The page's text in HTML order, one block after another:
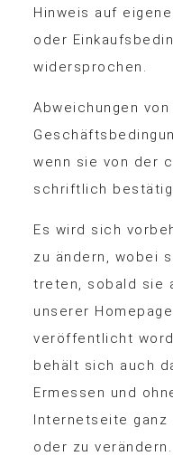
Hinweis auf
oder
widersprochen.
Abweichungen
wenn sie von der
schriftlich
Es wird sich
zu ändern, wobei
treten, sobald sie
unserer
veröffentlicht
behält sich auch
Ermessen und
Internetseite ganz
oder zu verändern.